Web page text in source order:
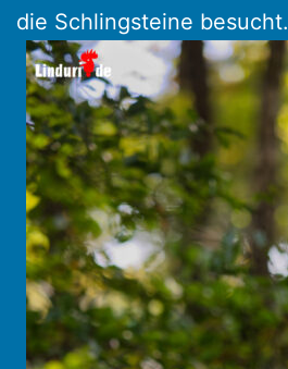
die Schlingsteine besucht.